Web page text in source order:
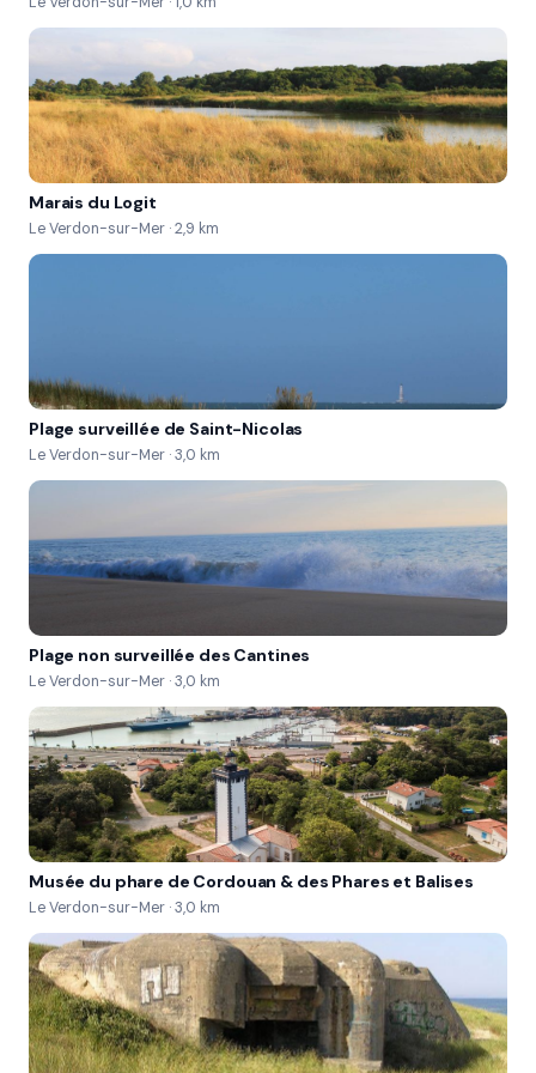
apprenez des techniques de pêche comme la
Que vous soyez novice ou pêcheur expérimenté  la
pêche sportive à Port Médoc offre une expérience
unique mêlant adrénaline  plaisir  et respect de la
nature. Et avec des paysages à couper le souffle
en toile de fond  difficile de trouver meilleure
Marais du Logit
Le Verdon-sur-Mer · 2,9 km
Plage surveillée de Saint-Nicolas
Le Verdon-sur-Mer · 3,0 km
Plage non surveillée des Cantines
Le Verdon-sur-Mer · 3,0 km
Musée du phare de Cordouan & des Phares et Balises
Le Verdon-sur-Mer · 3,0 km